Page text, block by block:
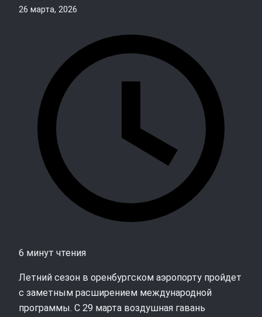
26 марта, 2026
6 минут чтения
Летний сезон в оренбургском аэропорту пройдет
с заметным расширением международной
программы. С 29 марта воздушная гавань